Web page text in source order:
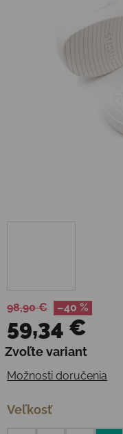
98,90 € –40 %
59,34 €
Jednotková cena:
Zvoľte variant
Možnosti doručenia
Veľkosť